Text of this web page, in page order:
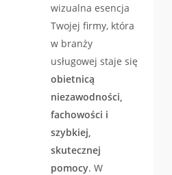
wizualna esencja
Twojej firmy, która
w branży
usługowej staje się
obietnicą
niezawodności,
fachowości i
szybkiej,
skutecznej
pomocy. W